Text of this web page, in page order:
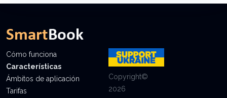
Cómo funciona
Características
Ámbitos de aplicación
Tarifas
Copyright©
2026